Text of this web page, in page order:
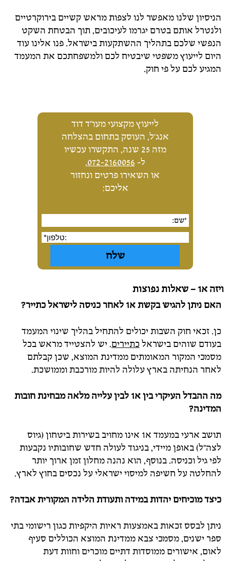
הניסיון שלנו מאפשר לנו לצפות מראש קשיים בירוקרטיים
ולנטרל אותם בטרם יגרמו לעיכובים, תוך הבטחת השקט
הנפשי שלכם בתהליך ההשתקעות בישראל. פנו אלינו עוד
היום לייעוץ משפטי שיבטיח לכם ולמשפחתכם את המעמד
המגיע לכם על פי חוק.
לייעוץ מקצועי מעו"ד דוד
אנג'ל, העוסק בתחום בהצלחה
מזה 25 שנה, התקשרו עכשיו
ל- 072-2160056
,
או השאירו פרטים ונחזור
אליכם:
ויזה א1 – שאלות נפוצות
האם ניתן להגיש בקשת א1 לאחר כניסה לישראל כתייר?
כן. זכאי חוק השבות יכולים להתחיל בהליך שינוי המעמד
בעודם שוהים בישראל כתיירים. יש להצטייד מראש בכל
מסמכי המקור המאומתים ממדינת המוצא, שכן קבלתם
לאחר הנחיתה בארץ עלולה להיות מורכבת וממושכת.
מה ההבדל העיקרי בין א1 לבין עלייה מלאה מבחינת חובות
המדינה?
תושב ארעי במעמד א1 אינו מחויב בשירות ביטחון (גיוס
לצה"ל) באופן מיידי, בניגוד לעולה חדש שחובותיו נקבעות
לפי גיל וכניסה. בנוסף, הוא נהנה מחלון זמן ארוך יותר
להחלטה על חשיפה למיסוי ישראלי על נכסים בחוץ לארץ.
כיצד מוכיחים יהדות במידה ותעודת הלידה המקורית אבדה?
ניתן לבסס זכאות באמצעות ראיות היקפיות כגון רישומי בתי
ספר ישנים, מסמכי צבא ממדינת המוצא הכוללים סעיף
לאום, אישורים ממוסדות דתיים מוכרים וחוות דעת